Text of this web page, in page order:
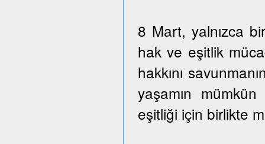
8 Mart, yalnızca
hak ve eşitlik
hakkını
yaşamın
eşitliği için birlikte